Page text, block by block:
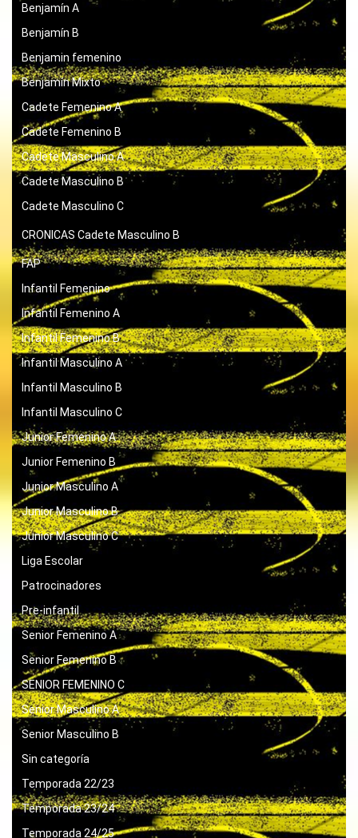
Benjamín A
Benjamín B
Benjamin femenino
Benjamín Mixto
Cadete Femenino A
Cadete Femenino B
Cadete Masculino A
Cadete Masculino B
Cadete Masculino C
CRONICAS Cadete Masculino B
FAP
Infantil Femenino
Infantil Femenino A
Infantil Femenino B
Infantil Masculino A
Infantil Masculino B
Infantil Masculino C
Junior Femenino A
Junior Femenino B
Junior Masculino A
Junior Masculino B
Junior Masculino C
Liga Escolar
Patrocinadores
Pre-infantil
Senior Femenino A
Senior Femenino B
SENIOR FEMENINO C
Senior Masculino A
Senior Masculino B
Sin categoría
Temporada 22/23
Temporada 23/24
Temporada 24/25